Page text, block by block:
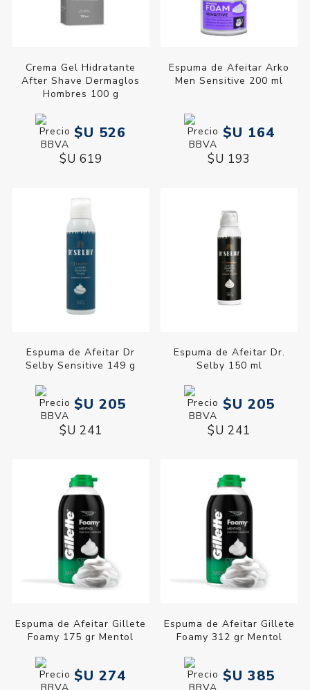
Crema Gel Hidratante
After Shave Dermaglos
Hombres 100 g
$U 526
$U 619
Espuma de Afeitar Arko
Men Sensitive 200 ml
$U 164
$U 193
Espuma de Afeitar Dr
Selby Sensitive 149 g
$U 205
$U 241
Espuma de Afeitar Dr.
Selby 150 ml
$U 205
$U 241
Espuma de Afeitar Gillete
Foamy 175 gr Mentol
$U 274
Espuma de Afeitar Gillete
Foamy 312 gr Mentol
$U 385